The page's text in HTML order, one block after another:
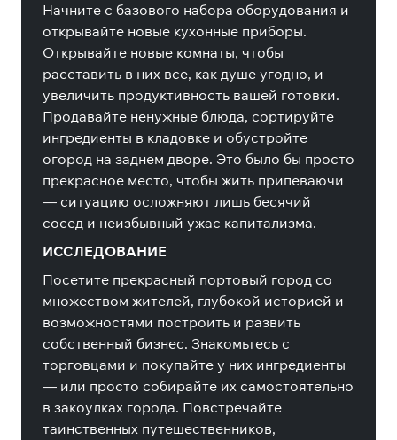
Начните с базового набора оборудования и
открывайте новые кухонные приборы.
Открывайте новые комнаты, чтобы
расставить в них все, как душе угодно, и
увеличить продуктивность вашей готовки.
Продавайте ненужные блюда, сортируйте
ингредиенты в кладовке и обустройте
огород на заднем дворе. Это было бы просто
прекрасное место, чтобы жить припеваючи
— ситуацию осложняют лишь бесячий
сосед и неизбывный ужас капитализма.
ИССЛЕДОВАНИЕ
Посетите прекрасный портовый город со
множеством жителей, глубокой историей и
возможностями построить и развить
собственный бизнес. Знакомьтесь с
торговцами и покупайте у них ингредиенты
— или просто собирайте их самостоятельно
в закоулках города. Повстречайте
таинственных путешественников,